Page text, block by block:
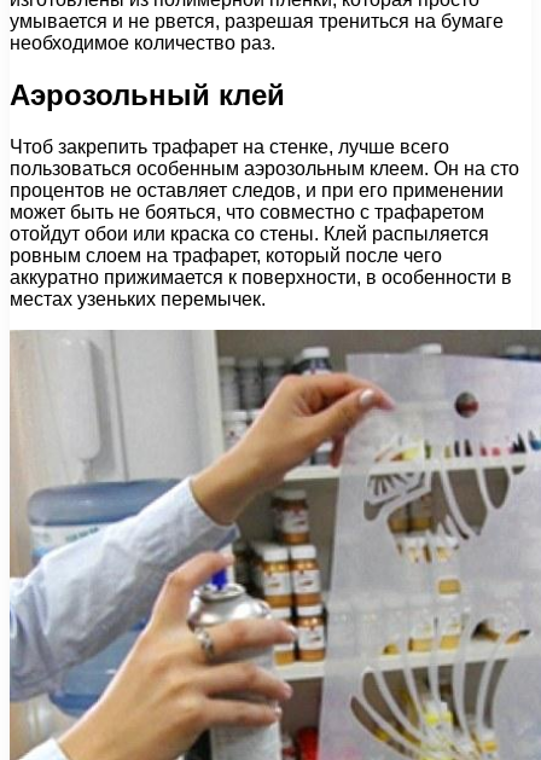
умывается и не рвется, разрешая трениться на бумаге
необходимое количество раз.
Аэрозольный клей
Чтоб закрепить трафарет на стенке, лучше всего
пользоваться особенным аэрозольным клеем. Он на сто
процентов не оставляет следов, и при его применении
может быть не бояться, что совместно с трафаретом
отойдут обои или краска со стены. Клей распыляется
ровным слоем на трафарет, который после чего
аккуратно прижимается к поверхности, в особенности в
местах узеньких перемычек.